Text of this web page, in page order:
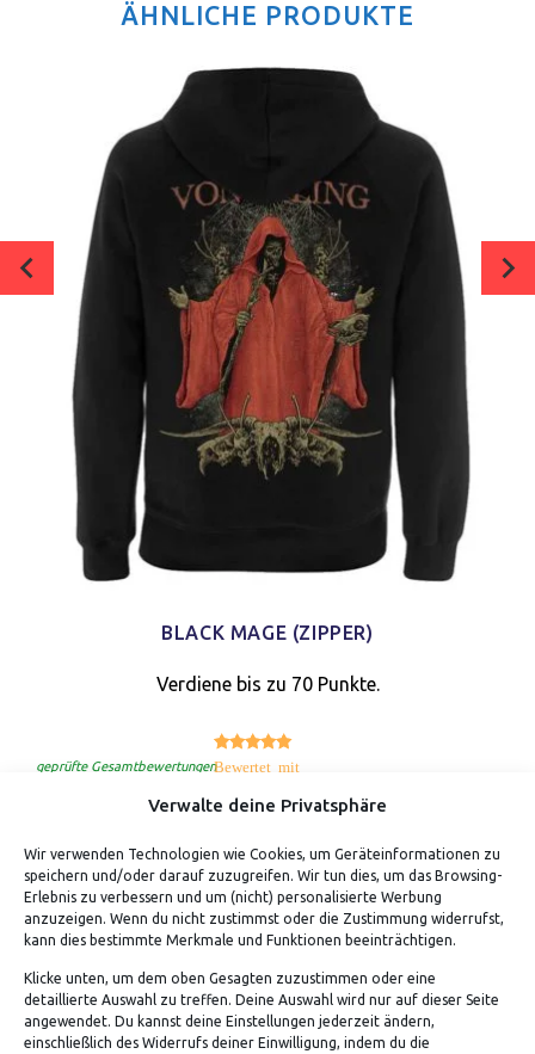
Verwalte deine Privatsphäre
Wir verwenden Technologien wie Cookies, um Geräteinformationen zu
speichern und/oder darauf zuzugreifen. Wir tun dies, um das Browsing-
Erlebnis zu verbessern und um (nicht) personalisierte Werbung
anzuzeigen. Wenn du nicht zustimmst oder die Zustimmung widerrufst,
kann dies bestimmte Merkmale und Funktionen beeinträchtigen.
Klicke unten, um dem oben Gesagten zuzustimmen oder eine
detaillierte Auswahl zu treffen. Deine Auswahl wird nur auf dieser Seite
angewendet. Du kannst deine Einstellungen jederzeit ändern,
einschließlich des Widerrufs deiner Einwilligung, indem du die
ÄHNLICHE PRODUKTE
BLACK MAGE (ZIPPER)
Verdiene bis zu 70 Punkte.
Bewertet mit
geprüfte Gesamtbewertungen
ADRESSE